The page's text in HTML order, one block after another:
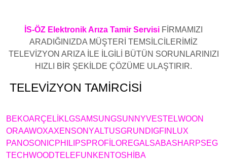
İS-ÖZ Elektronik Arıza Tamir Servisi FİRMAMIZI
ARADIĞINIZDA MÜŞTERİ TEMSİLCİLERİMİZ
TELEVİZYON ARIZA İLE İLGİLİ BÜTÜN SORUNLARINIZI
HIZLI BİR ŞEKİLDE ÇÖZÜME ULAŞTIRIR.
TELEVİZYON TAMİRCİSİ
BEKOARÇELİK LGSAMSUNGSUNNYVESTELWOON
ORAAWOXAXEN SONYALTUSGRUNDIGFINLUX
PANOSONICPHILIPSPROFİLOREGALSABASHARPSEG
TECHWOODTELEFUNKENTOSHİBA